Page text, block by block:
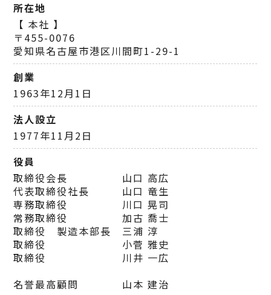
所在地
【 本社 】
〒455-0076
愛知県名古屋市港区川間町1-29-1
創業
1963年12月1日
法人設立
1977年11月2日
役員
取締役会長 山口 高広
代表取締役社長 山口 竜生
専務取締役 川口 晃司
常務取締役 加古 喬士
取締役 製造本部長 三浦 淳
取締役 小菅 雅史
取締役 川井 一広
名誉最高顧問 山本 建治